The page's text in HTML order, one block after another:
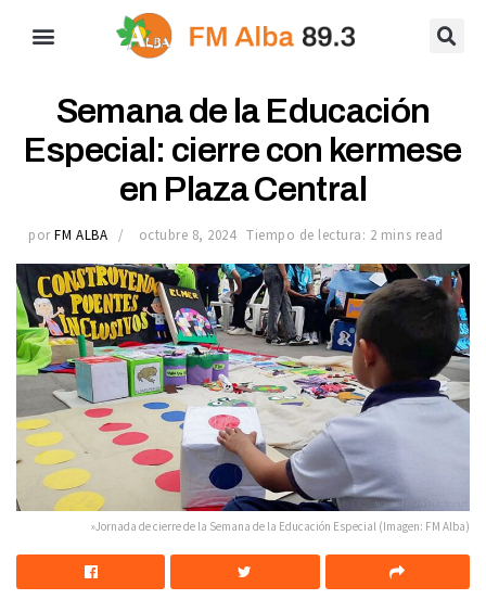
Semana de la Educación
Especial: cierre con kermese
en Plaza Central
por FM ALBA octubre 8, 2024 Tiempo de lectura: 2 mins read
»Jornada de cierre de la Semana de la Educación Especial (Imagen: FM Alba)